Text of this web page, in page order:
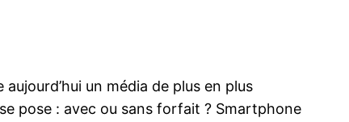
un média de plus en plus
pose : avec ou sans forfait ? Smartphone